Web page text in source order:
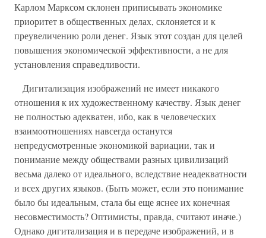
Карлом Марксом склонен приписывать экономике
приоритет в общественных делах, склоняется и к
преувеличению роли денег. Язык этот создан для целей
повышения экономической эффективности, а не для
установления справедливости.
Дигитализация изображений не имеет никакого
отношения к их художественному качеству. Язык денег
не полностью адекватен, ибо, как в человеческих
взаимоотношениях навсегда останутся
непредусмотренные экономикой вариации, так и
понимание между обществами разных цивилизаций
весьма далеко от идеального, вследствие неадекватности
и всех других языков. (Быть может, если это понимание
было бы идеальным, стала бы еще яснее их конечная
несовместимость? Оптимисты, правда, считают иначе.)
Однако дигитализация и в передаче изображений, и в